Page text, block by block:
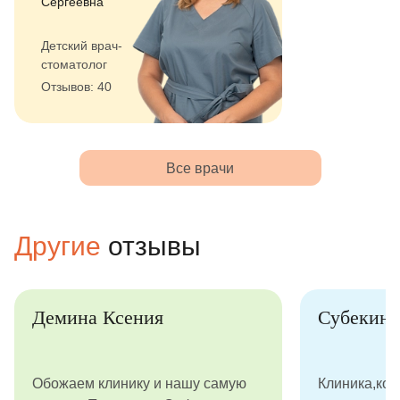
Детский врач-
стоматолог
Отзывов: 40
Все врачи
Другие отзывы
Демина Ксения
Обожаем клинику и нашу самую